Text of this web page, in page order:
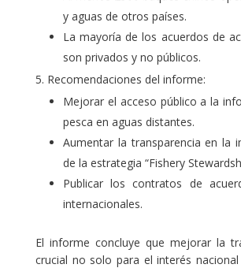
y aguas de otros países.
La mayoría de los acuerdos de
son privados y no públicos.
Recomendaciones del informe:
Mejorar el acceso público a la
pesca en aguas distantes.
Aumentar la transparencia en la
de la estrategia “Fishery
Publicar los contratos de
internacionales.
El informe concluye que mejorar la
crucial no solo para el interés